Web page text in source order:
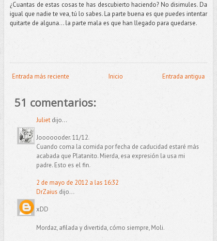
¿Cuantas de estas cosas te has descubierto haciendo? No disimules. Da
igual que nadie te vea, tú lo sabes. La parte buena es que puedes intentar
quitarte de alguna… la parte mala es que han llegado para quedarse.
Entrada más reciente Entrada antigua
Inicio
51 comentarios:
Julietdijo...
Jooooooder. 11/12.
Cuando coma la comida por fecha de caducidad estaré más
acabada que Platanito. Mierda, esa expresión la usa mi
padre. Esto es el fin.
2 de mayo de 2012 a las 16:32
DrZaius dijo...
xDD
Mordaz, afilada y divertida, cómo siempre, Moli.